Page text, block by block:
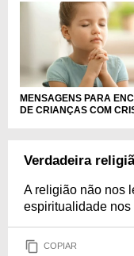
MENSAGENS PARA
DE CRIANÇAS COM
Verdadeira
A religião não nos
espiritualidade
COPIAR